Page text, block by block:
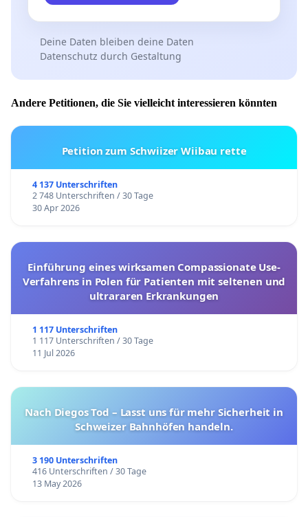
Deine Daten bleiben deine Daten
Datenschutz durch Gestaltung
Andere Petitionen, die Sie vielleicht interessieren könnten
Petition zum Schwiizer Wiibau rette
4 137 Unterschriften
2 748 Unterschriften / 30 Tage
30 Apr 2026
Einführung eines wirksamen Compassionate Use-
Verfahrens in Polen für Patienten mit seltenen und
ultrararen Erkrankungen
1 117 Unterschriften
1 117 Unterschriften / 30 Tage
11 Jul 2026
Nach Diegos Tod – Lasst uns für mehr Sicherheit in
Schweizer Bahnhöfen handeln.
3 190 Unterschriften
416 Unterschriften / 30 Tage
13 May 2026